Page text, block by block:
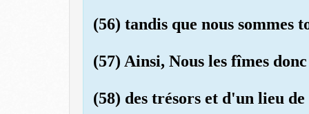
(56) tandis que nous sommes
(57) Ainsi, Nous les fîmes
(58) des trésors et d'un lieu